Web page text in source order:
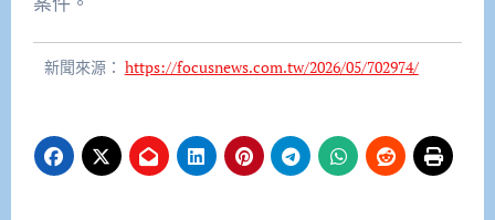
新聞來源： https://focusnews.com.tw/2026/05/702974/